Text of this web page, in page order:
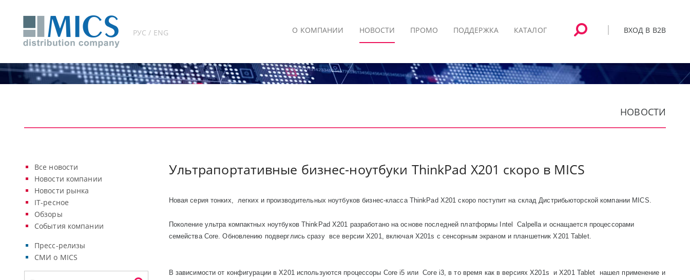
РУС / ENG ВХОД В B2B
О КОМПАНИИ НОВОСТИ ПРОМО ПОДДЕРЖКА КАТАЛОГ
НОВОСТИ
Все новости
Новости компании
Новости рынка
IT-ресное
Обзоры
События компании
Пресс-релизы
СМИ о MICS
Ультрапортативные бизнес-ноутбуки ThinkPad X201 скоро в MICS
Новая серия тонких, легких и производительных ноутбуков бизнес-класса ThinkPad X201 скоро поступит на склад Дистрибьюторской компании MICS.
Поколение ультра компактных ноутбуков ThinkPad X201 разработано на основе последней платформы Intel Calpella и оснащается процессорами
семейства Core. Обновлению подверглись сразу все версииX201, включая X201s с сенсорным экраном и планшетникX201 Tablet.
В зависимости от конфигурации в X201 используются процессоры Core i5 или Core i3, в то время как в версияхX201s иX201 Tablet
нашел применение и